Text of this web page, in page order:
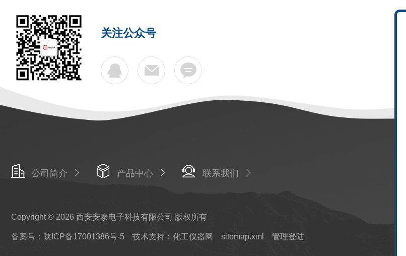
关注公众号
公司简介 产品中心 联系我们
Copyright © 2026 西安安泰电子科技有限公司 版权所有
备案号：陕ICP备17001386号-5 技术支持：化工仪器网 sitemap.xml 管理登陆